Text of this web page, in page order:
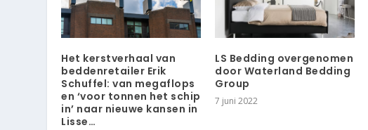
Het kerstverhaal van
beddenretailer Erik
Schuffel: van megaflops
en ‘voor tonnen het schip
in’ naar nieuwe kansen in
Lisse…
LS Bedding overgenomen
door Waterland Bedding
Group
7 juni 2022